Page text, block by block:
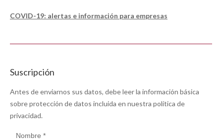
COVID-19: alertas e información para empresas
Suscripción
Antes de enviarnos sus datos, debe leer la información básica
sobre protección de datos incluida en nuestra política de
privacidad.
Nombre *